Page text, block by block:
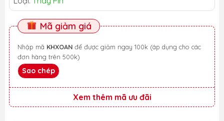
Mã giảm giá
Nhập mã KHXOAN
đơn hàng trên 500k)
Sao chép
Xem thêm mã ưu đãi